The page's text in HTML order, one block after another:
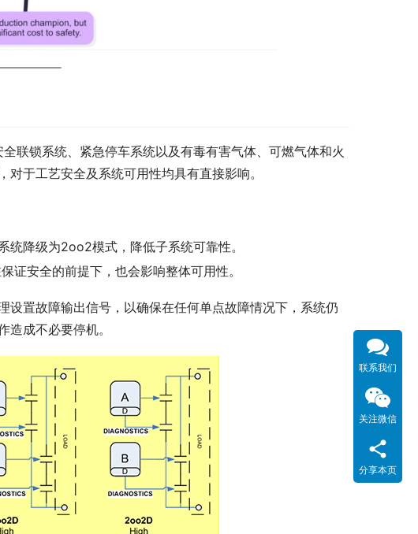
锁系统、紧急停车系统以及有毒有害气体、可燃气体和火
于工艺安全及系统可用性均具有直接影响。
统降级为2oo2模式，降低子系统可靠性。
证安全的前提下，也会影响整体可用性。
置故障输出信号，以确保在任何单点故障情况下，系统仍
成不必要停机。
联系我们
关注微信
分享本页